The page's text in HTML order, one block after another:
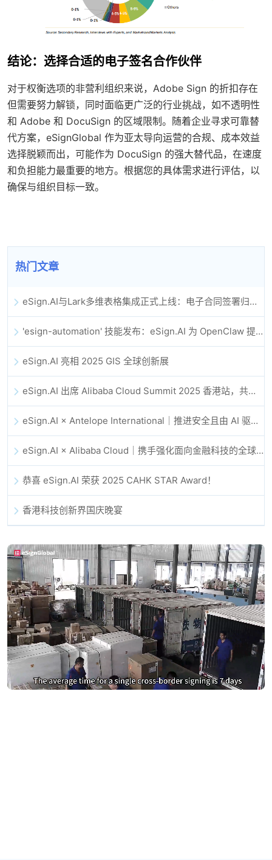
结论：选择合适的电子签名合作伙伴
对于权衡选项的非营利组织来说，Adobe Sign 的折扣存在
但需要努力解锁，同时面临更广泛的行业挑战，如不透明性
和 Adobe 和 DocuSign 的区域限制。随着企业寻求可靠替
代方案，eSignGlobal 作为亚太导向运营的合规、成本效益
选择脱颖而出，可能作为 DocuSign 的强大替代品，在速度
和负担能力最重要的地方。根据您的具体需求进行评估，以
确保与组织目标一致。
热门文章
eSign.AI与Lark多维表格集成正式上线：电子合同签署归档全程自动化
'esign-automation' 技能发布：eSign.AI 为 OpenClaw 提供自动化电子签名能力
eSign.AI 亮相 2025 GIS 全球创新展
eSign.AI 出席 Alibaba Cloud Summit 2025 香港站，共同探讨 AI 驱动的云创新与数字信任未来
eSign.AI × Antelope International｜推进安全且由 AI 驱动的数字化工作流
eSign.AI × Alibaba Cloud｜携手强化面向金融科技的全球数字信任
恭喜 eSign.AI 荣获 2025 CAHK STAR Award！
香港科技创新界国庆晚宴